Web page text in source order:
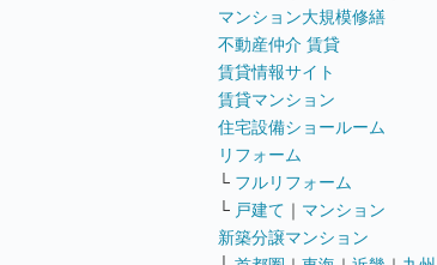
マンション大規模修繕
不動産仲介 賃貸
賃貸情報サイト
賃貸マンション
住宅設備ショールーム
リフォーム
└ フルリフォーム
└ 戸建て ｜ マンション
新築分譲マンション